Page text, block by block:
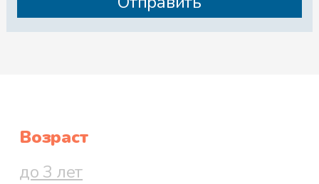
Возраст
до 3 лет